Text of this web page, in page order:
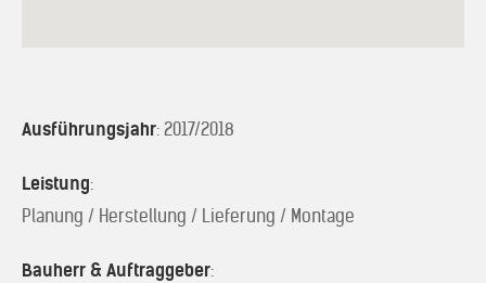
Ausführungsjahr: 2017/2018
Leistung:
Planung / Herstellung / Lieferung / Montage
Bauherr & Auftraggeber: